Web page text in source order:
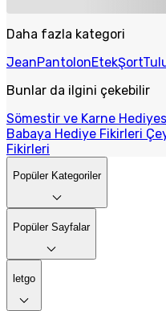
Daha fazla kategori
JeanPantolonEtekŞort
Bunlar da ilgini çekebilir
Sömestir ve Karne
Babaya Hediye Fikirleri
Fikirleri
Popüler Kategoriler
Popüler Sayfalar
letgo